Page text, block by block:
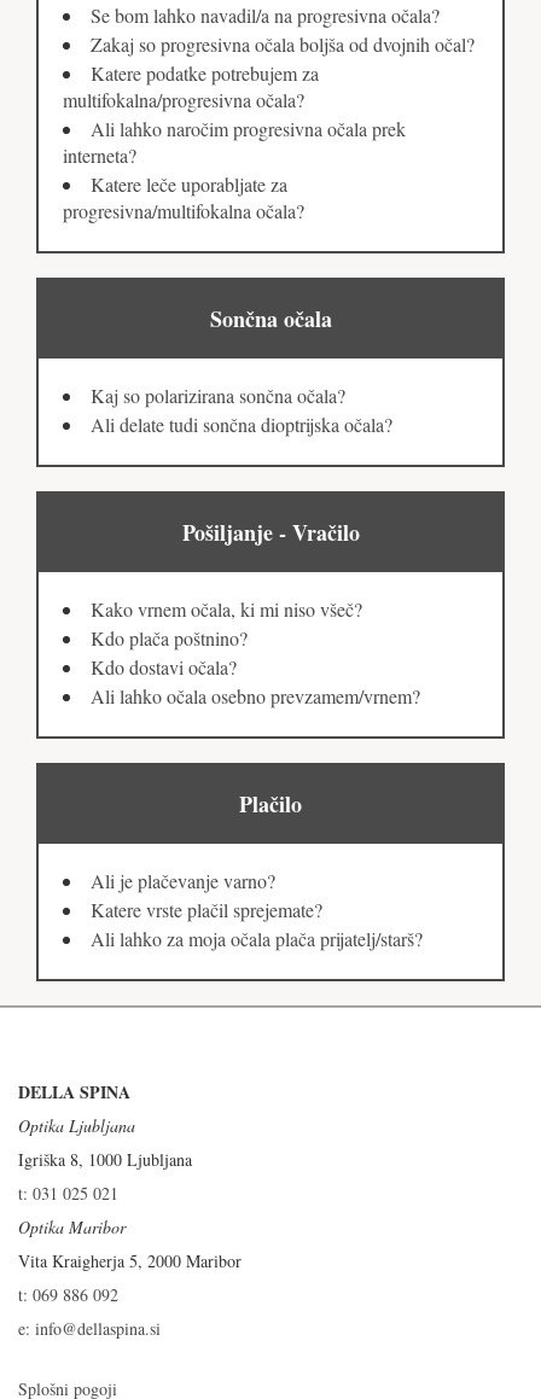
Se bom lahko navadil/a na progresivna očala?
Zakaj so progresivna očala boljša od dvojnih očal?
Katere podatke potrebujem za
multifokalna/progresivna očala?
Ali lahko naročim progresivna očala prek
interneta?
Katere leče uporabljate za
progresivna/multifokalna očala?
Sončna očala
Kaj so polarizirana sončna očala?
Ali delate tudi sončna dioptrijska očala?
Pošiljanje - Vračilo
Kako vrnem očala, ki mi niso všeč?
Kdo plača poštnino?
Kdo dostavi očala?
Ali lahko očala osebno prevzamem/vrnem?
Plačilo
Ali je plačevanje varno?
Katere vrste plačil sprejemate?
Ali lahko za moja očala plača prijatelj/starš?
DELLA SPINA
Optika Ljubljana
Igriška 8, 1000 Ljubljana
t: 031 025 021
Optika Maribor
Vita Kraigherja 5, 2000 Maribor
t: 069 886 092
e: info@dellaspina.si
Splošni pogoji